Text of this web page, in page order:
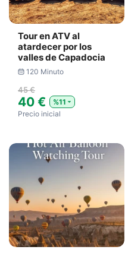
Tour en ATV al
atardecer por los
valles de Capadocia
120 Minuto
45 €
40 €
%11
Precio inicial